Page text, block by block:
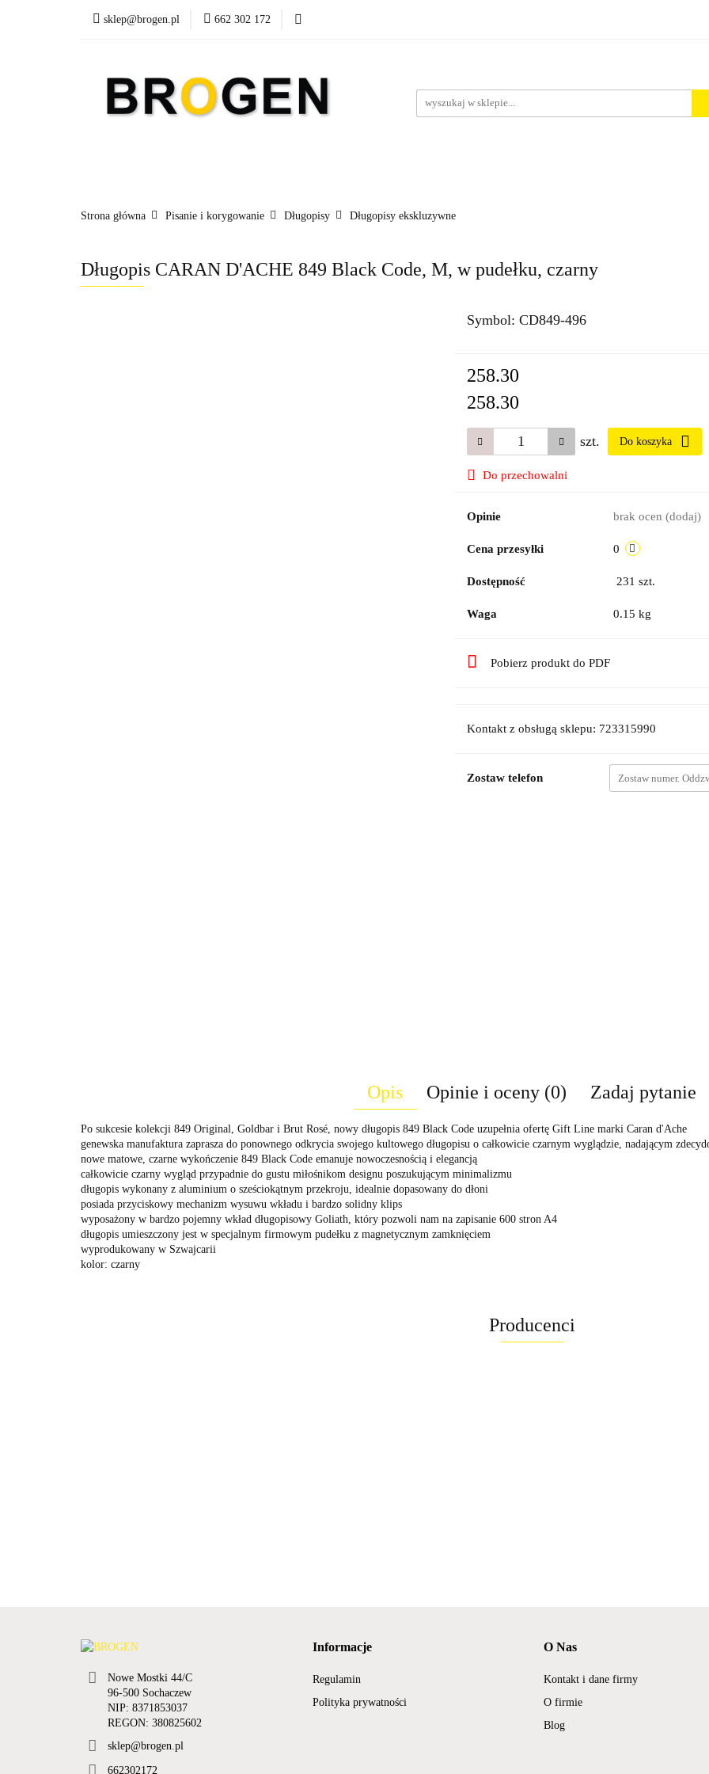
sklep@brogen.pl 662 302 172
Art. Biurowe
Nowości Aktualności
Strona główna Pisanie i korygowanie Długopisy Długopisy ekskluzywne
Długopis CARAN D'ACHE 849 Black Code, M, w pudełku, czarny
Symbol: CD849-496
258.30
258.30
szt. Do koszyka
Do przechowalni
Opinie brak ocen (dodaj)
Cena przesyłki 0
Dostępność 231 szt.
Waga 0.15 kg
Pobierz produkt do PDF
Kontakt z obsługą sklepu: 723315990
Zostaw telefon
Opis Opinie i oceny (0) Zadaj pytanie
Po sukcesie kolekcji 849 Original, Goldbar i Brut Rosé, nowy długopis 849 Black Code uzupełnia ofertę Gift Line marki Caran d'Ache
genewska manufaktura zaprasza do ponownego odkrycia swojego kultowego długopisu o całkowicie czarnym wyglądzie, nadającym
nowe matowe, czarne wykończenie 849 Black Code emanuje nowoczesnością i elegancją
całkowicie czarny wygląd przypadnie do gustu miłośnikom designu poszukującym minimalizmu
długopis wykonany z aluminium o sześciokątnym przekroju, idealnie dopasowany do dłoni
posiada przyciskowy mechanizm wysuwu wkładu i bardzo solidny klips
wyposażony w bardzo pojemny wkład długopisowy Goliath, który pozwoli nam na zapisanie 600 stron A4
długopis umieszczony jest w specjalnym firmowym pudełku z magnetycznym zamknięciem
wyprodukowany w Szwajcarii
kolor: czarny
Producenci
Nowe Mostki 44/C
96-500 Sochaczew
NIP: 8371853037
REGON: 380825602
sklep@brogen.pl
662302172
Informacje
Regulamin
Polityka prywatności
O Nas
Kontakt i dane firmy
O firmie
Blog